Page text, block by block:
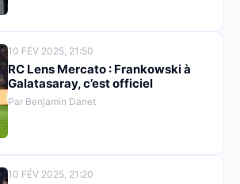
10 FÉV 2025, 21:50
RC Lens Mercato : Frankowski à
Galatasaray, c’est officiel
Par Benjamin Danet
10 FÉV 2025, 21:20